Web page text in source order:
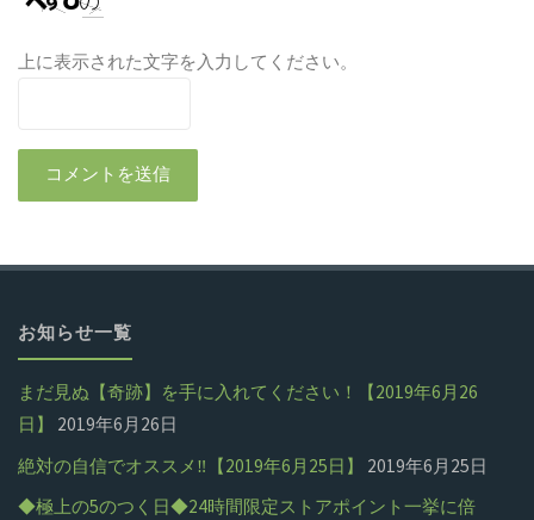
上に表示された文字を入力してください。
お知らせ一覧
まだ見ぬ【奇跡】を手に入れてください！【2019年6月26
日】
2019年6月26日
絶対の自信でオススメ‼【2019年6月25日】
2019年6月25日
◆極上の5のつく日◆24時間限定ストアポイント一挙に倍